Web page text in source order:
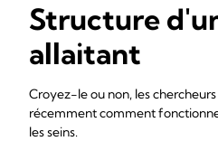
Structure
allaitant
Croyez-le ou non, les
récemment comment
les seins.